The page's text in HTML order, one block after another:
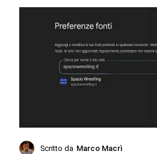
Scritto da Marco Macrì